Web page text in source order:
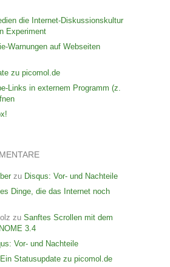
die Internet-Diskussionskultur
Experiment
Warnungen auf Webseiten
zu picomol.de
Links in externem Programm (z.
zu Disqus: Vor- und Nachteile
Dinge, die das Internet noch
zu Sanftes Scrollen mit dem
3.4
Vor- und Nachteile
Ein Statusupdate zu picomol.de